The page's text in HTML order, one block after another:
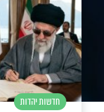
חדשות יהדות